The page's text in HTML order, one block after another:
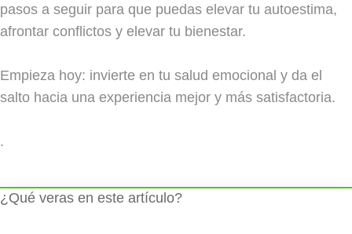
pasos a seguir para que puedas elevar tu autoestima,
afrontar conflictos y elevar tu bienestar.
Empieza hoy: invierte en tu salud emocional y da el
salto hacia una experiencia mejor y más satisfactoria.
.
¿Qué veras en este artículo?